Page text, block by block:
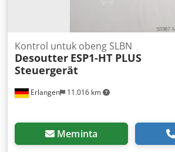
Erlangen 11.016 km
Kontrol untuk obeng SLBN
Desoutter ESP1-HT PLUS
Steuergerät
Meminta